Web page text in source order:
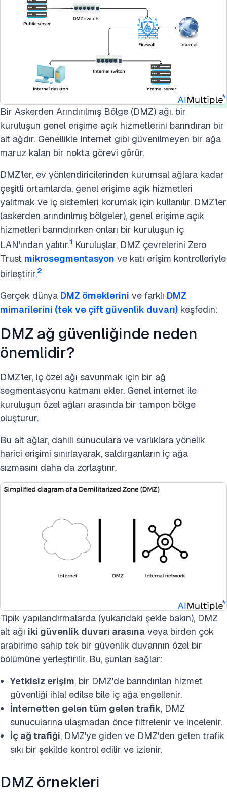
Bir Askerden Arındırılmış Bölge (DMZ) ağı, bir
kuruluşun genel erişime açık hizmetlerini barındıran bir
alt ağdır. Genellikle Internet gibi güvenilmeyen bir ağa
maruz kalan bir nokta görevi görür.
DMZ'ler, ev yönlendiricilerinden kurumsal ağlara kadar
çeşitli ortamlarda, genel erişime açık hizmetleri
yalıtmak ve iç sistemleri korumak için kullanılır. DMZ'ler
(askerden arındırılmış bölgeler), genel erişime açık
hizmetleri barındırırken onları bir kuruluşun iç
LAN'ından yalıtır.1 Kuruluşlar, DMZ çevrelerini Zero
Trust mikrosegmentasyon ve katı erişim kontrolleriyle
birleştirir.2
Gerçek dünya DMZ örneklerini ve farklı DMZ
mimarilerini (tek ve çift güvenlik duvarı) keşfedin:
DMZ ağ güvenliğinde neden
önemlidir?
DMZ'ler, iç özel ağı savunmak için bir ağ
segmentasyonu katmanı ekler. Genel internet ile
kuruluşun özel ağları arasında bir tampon bölge
oluşturur.
Bu alt ağlar, dahili sunuculara ve varlıklara yönelik
harici erişimi sınırlayarak, saldırganların iç ağa
sızmasını daha da zorlaştırır.
Tipik yapılandırmalarda (yukarıdaki şekle bakın), DMZ
alt ağı iki güvenlik duvarı arasına veya birden çok
arabirime sahip tek bir güvenlik duvarının özel bir
bölümüne yerleştirilir. Bu, şunları sağlar:
Yetkisiz erişim, bir DMZ'de barındırılan hizmet
güvenliği ihlal edilse bile iç ağa engellenir.
İnternetten gelen tüm gelen trafik, DMZ
sunucularına ulaşmadan önce filtrelenir ve incelenir.
İç ağ trafiği, DMZ'ye giden ve DMZ'den gelen trafik
sıkı bir şekilde kontrol edilir ve izlenir.
DMZ örnekleri